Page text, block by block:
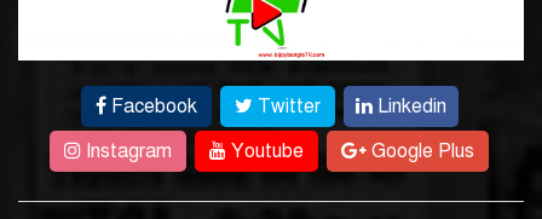
Facebook Twitter
Linkedin
Instagram
Youtube Google Plus